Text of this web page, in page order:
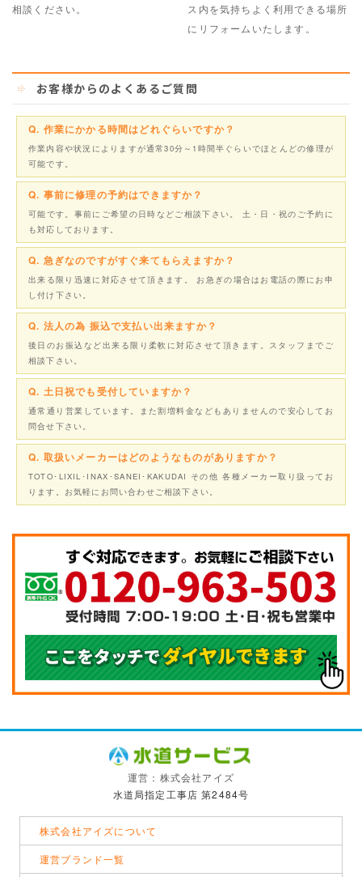
相談ください。
ス内を気持ちよく利用できる場所
にリフォームいたします。
お客様からのよくあるご質問
Q. 作業にかかる時間はどれぐらいですか？
作業内容や状況によりますが通常30分～1時間半ぐらいでほとんどの修理が
可能です。
Q. 事前に修理の予約はできますか？
可能です。事前にご希望の日時などご相談下さい。 土・日・祝のご予約に
も対応しております。
Q. 急ぎなのですがすぐ来てもらえますか？
出来る限り迅速に対応させて頂きます。 お急ぎの場合はお電話の際にお申
し付け下さい。
Q. 法人の為 振込で支払い出来ますか？
後日のお振込など出来る限り柔軟に対応させて頂きます。スタッフまでご
相談下さい。
Q. 土日祝でも受付していますか？
通常通り営業しています。また割増料金などもありませんので安心してお
問合せ下さい。
Q. 取扱いメーカーはどのようなものがありますか？
TOTO･LIXIL･INAX･SANEI･KAKUDAI その他 各種メーカー取り扱ってお
ります。お気軽にお問い合わせご相談下さい。
運営：株式会社アイズ
水道局指定工事店 第2484号
株式会社アイズについて
運営ブランド一覧